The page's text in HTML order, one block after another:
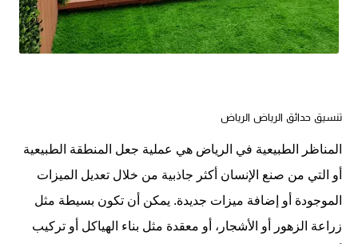
تنسيق حدائق الرياض الرياض
المناظر الطبيعية في الرياض هي عملية جعل المنطقة الطبيعية
أو التي من صنع الإنسان أكثر جاذبية من خلال تعديل الميزات
الموجودة أو إضافة ميزات جديدة. يمكن أن تكون بسيطة مثل
زراعة الزهور أو الأشجار، أو معقدة مثل بناء الهياكل أو تركيب